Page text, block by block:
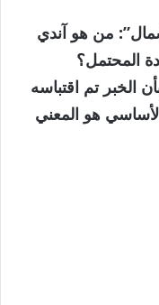
من هو آندي
المحتمل؟
التنويه بأن الخبر تم اقتباسه
هو المعني